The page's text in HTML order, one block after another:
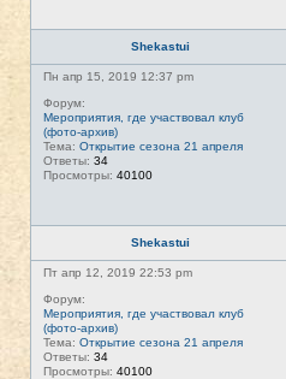
Shekastui
Пн апр 15, 2019 12:37 pm
Форум:
Мероприятия, где участвовал клуб
(фото-архив)
Тема: Открытие сезона 21 апреля
Ответы: 34
Просмотры: 40100
Shekastui
Пт апр 12, 2019 22:53 pm
Форум:
Мероприятия, где участвовал клуб
(фото-архив)
Тема: Открытие сезона 21 апреля
Ответы: 34
Просмотры: 40100